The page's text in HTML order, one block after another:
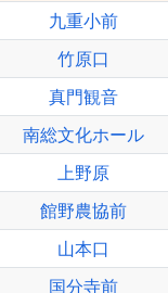
九重小前
竹原口
真門観音
南総文化ホール
上野原
館野農協前
山本口
国分寺前